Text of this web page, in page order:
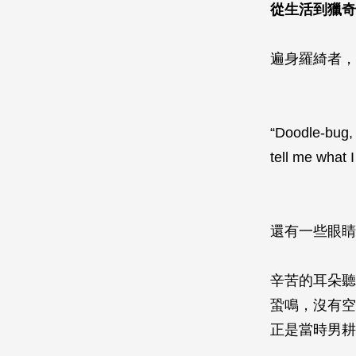
從生活到獵奇
遍身羅綺者
“Doodle-
tell me what
還有一些眼
辛苦的耳朵
蛩鳴，沒有
正是當時男